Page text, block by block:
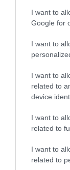
I want to
Google for
I want to
I want to
related to
device
I want to
related to
I want to
related to
Olvasd el ezt
második